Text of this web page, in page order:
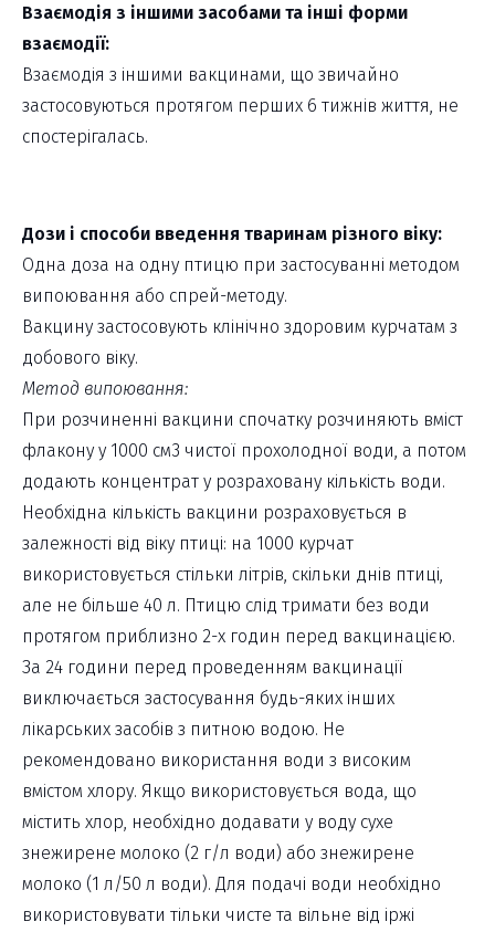
Взаємодія з іншими засобами та інші форми
взаємодії:
Взаємодія з іншими вакцинами, що звичайно
застосовуються протягом перших 6 тижнів життя, не
спостерігалась.
Дози і способи введення тваринам різного віку:
Одна доза на одну птицю при застосуванні методом
випоювання або спрей-методу.
Вакцину застосовують клінічно здоровим курчатам з
добового віку.
Метод випоювання:
При розчиненні вакцини спочатку розчиняють вміст
флакону у 1000 см3 чистої прохолодної води, а потом
додають концентрат у розраховану кількість води.
Необхідна кількість вакцини розраховується в
залежності від віку птиці: на 1000 курчат
використовується стільки літрів, скільки днів птиці,
але не більше 40 л. Птицю слід тримати без води
протягом приблизно 2-х годин перед вакцинацією.
За 24 години перед проведенням вакцинації
виключається застосування будь-яких інших
лікарських засобів з питною водою. Не
рекомендовано використання води з високим
вмістом хлору. Якщо використовується вода, що
містить хлор, необхідно додавати у воду сухе
знежирене молоко (2 г/л води) або знежирене
молоко (1 л/50 л води). Для подачі води необхідно
використовувати тільки чисте та вільне від іржі